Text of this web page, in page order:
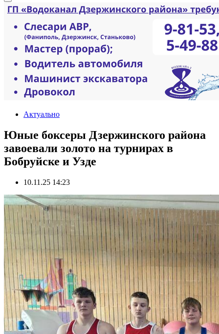
Актуально
Юные боксеры Дзержинского района
завоевали золото на турнирах в
Бобруйске и Узде
10.11.25 14:23